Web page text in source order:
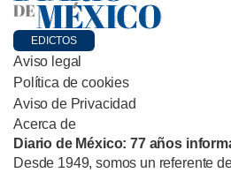
EDICTOS
Aviso legal
Política de cookies
Aviso de Privacidad
Acerca de
Diario de México: 77 años
Desde 1949, somos un referente